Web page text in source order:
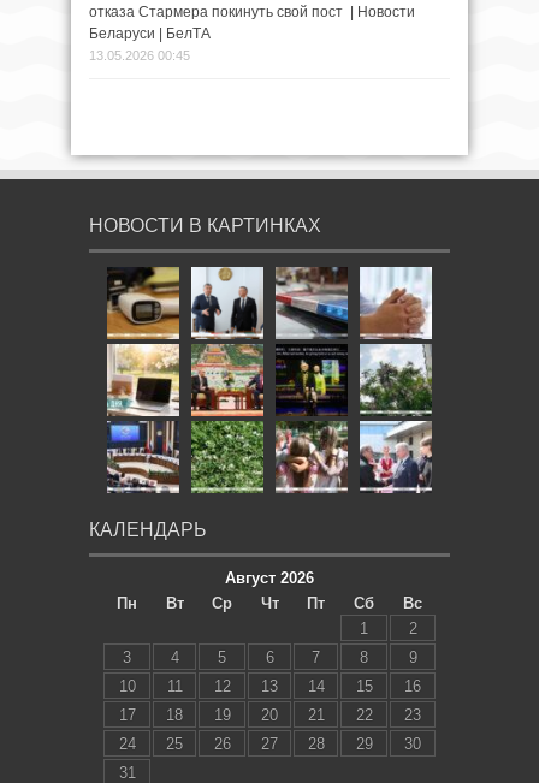
отказа Стармера покинуть свой пост | Новости
Беларуси | БелТА
13.05.2026 00:45
НОВОСТИ В КАРТИНКАХ
КАЛЕНДАРЬ
Август 2026
Пн
Вт Ср Чт Пт Сб
Вс
1
2
3
4 5 6 7 8
9
10
11 12 13 14 15
16
17
18 19 20 21 22
23
24
25 26 27 28 29
30
31